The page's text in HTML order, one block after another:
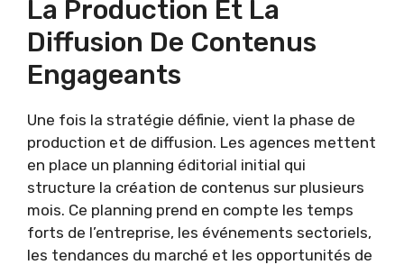
La Production Et La
Diffusion De Contenus
Engageants
Une fois la stratégie définie, vient la phase de
production et de diffusion. Les agences mettent
en place un planning éditorial initial qui
structure la création de contenus sur plusieurs
mois. Ce planning prend en compte les temps
forts de l’entreprise, les événements sectoriels,
les tendances du marché et les opportunités de